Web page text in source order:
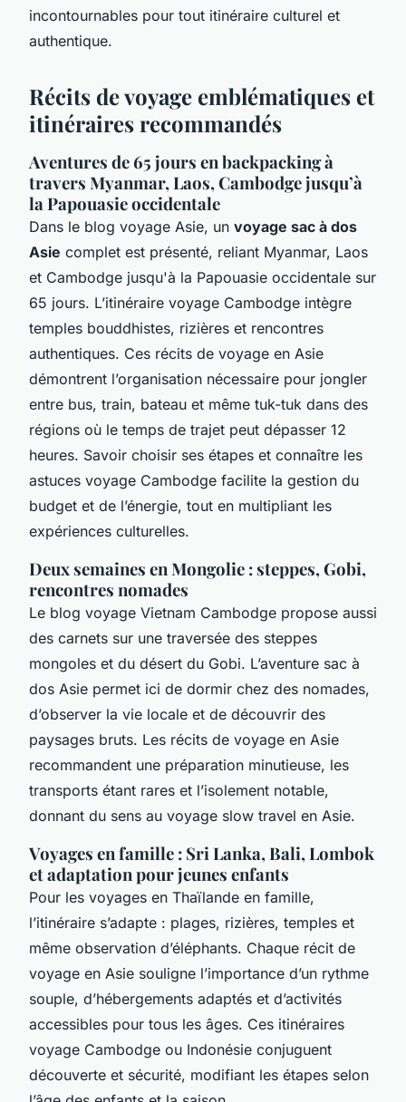
incontournables pour tout itinéraire culturel et
authentique.
Récits de voyage emblématiques et
itinéraires recommandés
Aventures de 65 jours en backpacking à
travers Myanmar, Laos, Cambodge jusqu’à
la Papouasie occidentale
Dans le blog voyage Asie, un voyage sac à dos
Asie complet est présenté, reliant Myanmar, Laos
et Cambodge jusqu'à la Papouasie occidentale sur
65 jours. L’itinéraire voyage Cambodge intègre
temples bouddhistes, rizières et rencontres
authentiques. Ces récits de voyage en Asie
démontrent l’organisation nécessaire pour jongler
entre bus, train, bateau et même tuk-tuk dans des
régions où le temps de trajet peut dépasser 12
heures. Savoir choisir ses étapes et connaître les
astuces voyage Cambodge facilite la gestion du
budget et de l’énergie, tout en multipliant les
expériences culturelles.
Deux semaines en Mongolie : steppes, Gobi,
rencontres nomades
Le blog voyage Vietnam Cambodge propose aussi
des carnets sur une traversée des steppes
mongoles et du désert du Gobi. L’aventure sac à
dos Asie permet ici de dormir chez des nomades,
d’observer la vie locale et de découvrir des
paysages bruts. Les récits de voyage en Asie
recommandent une préparation minutieuse, les
transports étant rares et l’isolement notable,
donnant du sens au voyage slow travel en Asie.
Voyages en famille : Sri Lanka, Bali, Lombok
et adaptation pour jeunes enfants
Pour les voyages en Thaïlande en famille,
l’itinéraire s’adapte : plages, rizières, temples et
même observation d’éléphants. Chaque récit de
voyage en Asie souligne l’importance d’un rythme
souple, d’hébergements adaptés et d’activités
accessibles pour tous les âges. Ces itinéraires
voyage Cambodge ou Indonésie conjuguent
découverte et sécurité, modifiant les étapes selon